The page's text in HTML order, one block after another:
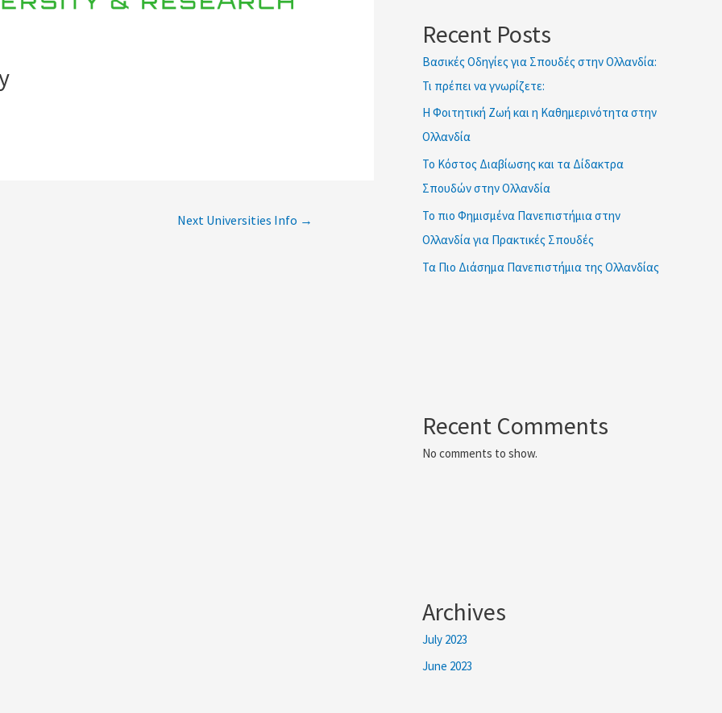
Next Universities Info →
Recent Posts
Βασικές Οδηγίες για Σπουδές στην Ολλανδία:
Τι πρέπει να γνωρίζετε:
Η Φοιτητική Ζωή και η Καθημερινότητα στην
Ολλανδία
Το Κόστος Διαβίωσης και τα Δίδακτρα
Σπουδών στην Ολλανδία
Το πιο Φημισμένα Πανεπιστήμια στην
Ολλανδία για Πρακτικές Σπουδές
Τα Πιο Διάσημα Πανεπιστήμια της Ολλανδίας
Recent Comments
No comments to show.
Archives
July 2023
June 2023